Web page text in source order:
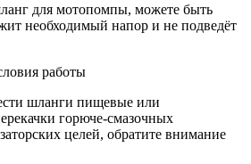
для мотопомпы, можете быть
необходимый напор и не подведёт
работы
шланги пищевые или
горюче-смазочных
целей, обратите внимание